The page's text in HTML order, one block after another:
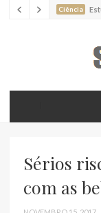
Ciência
Ciência
Sérios
com as